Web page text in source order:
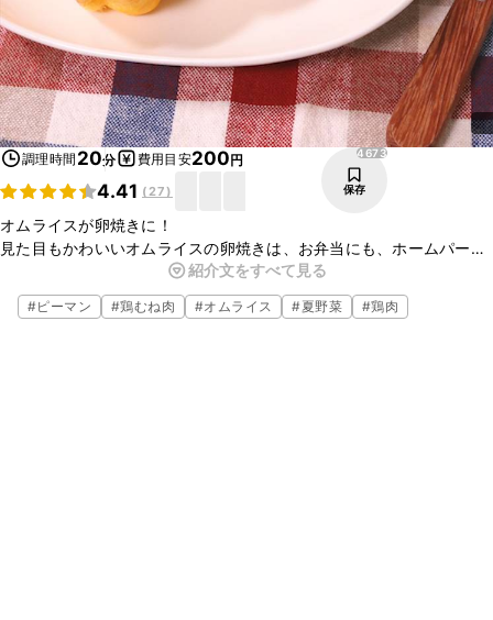
調理時間 20分 費用目安200円
4.41 (27)
4673
保存
オムライスが卵焼きに！
見た目もかわいいオムライスの卵焼きは、お弁当にも、ホームパー
片手でパクパク食べられる上に、中に入っているごはんで、ボリュー
ム満点卵焼きに！
紹介文をすべて見る
#ピーマン #鶏むね肉 #オムライス #夏野菜 #鶏肉